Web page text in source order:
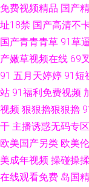
免费视频精品 国产
址18禁 国产高清不
国产青青青草 91草
产嫩草视频在线 69
91 五月天婷婷 91短
站 91福利免费视频
视频 狠狠擼狠狠擼
干 主播诱惑无码专区
欧美国产另类 欧美
美成年视频 操碰操揉
在线观看免费 岛国